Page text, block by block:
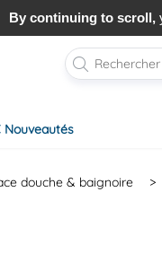
Nouveautés
douche & baignoire >
By continuing to scroll,